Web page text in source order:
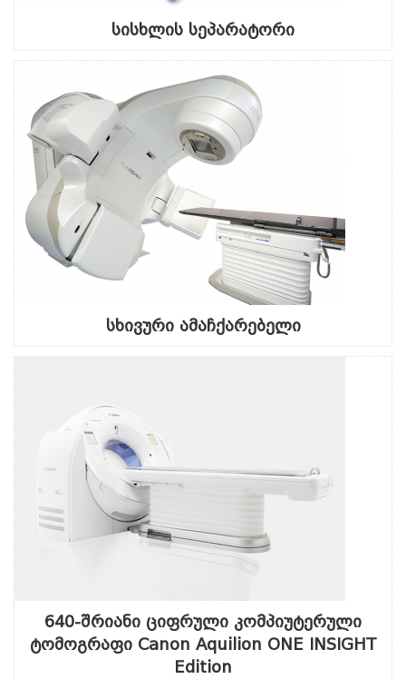
სისხლის სეპარატორი
სხივური ამაჩქარებელი
640-შრიანი ციფრული კომპიუტერული
ტომოგრაფი Canon Aquilion ONE INSIGHT
Edition